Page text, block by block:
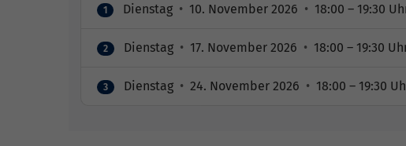
1 Dienstag • 10. November 2026 • 18:00 – 19:30
2 Dienstag • 17. November 2026 • 18:00 – 19:30
3 Dienstag • 24. November 2026 • 18:00 – 19:30